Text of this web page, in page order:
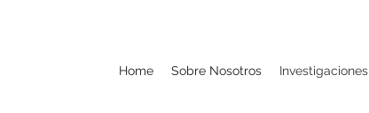
Home Sobre Nosotros Investigaciones